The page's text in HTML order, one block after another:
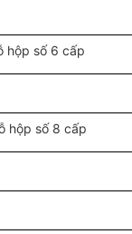
hộp số 6 cấp
hộp số 8 cấp